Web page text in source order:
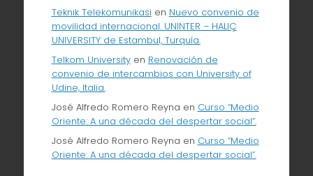
Teknik Telekomunikasi en Nuevo convenio de
movilidad internacional. UNINTER – HALIÇ
UNIVERSITY de Estambul, Turquía.
Telkom Universityen Renovación de
convenio de intercambios con University of
Udine, Italia.
José Alfredo Romero Reyna en Curso “Medio
Oriente: A una década del despertar social”.
José Alfredo Romero Reyna en Curso “Medio
Oriente: A una década del despertar social”.